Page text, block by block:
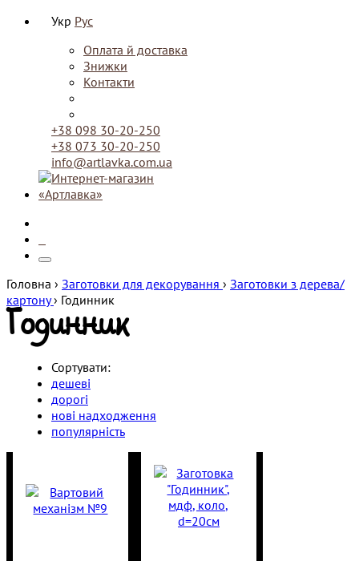
Укр Рус
Оплата й доставка
Знижки
Контакти
+38 098 30-20-250
+38 073 30-20-250
info@artlavka.com.ua
Головна › Заготовки для декорування › Заготовки з дерева/
картону› Годинник
Годинник
Сортувати:
дешеві
дорогі
нові надходження
популярність